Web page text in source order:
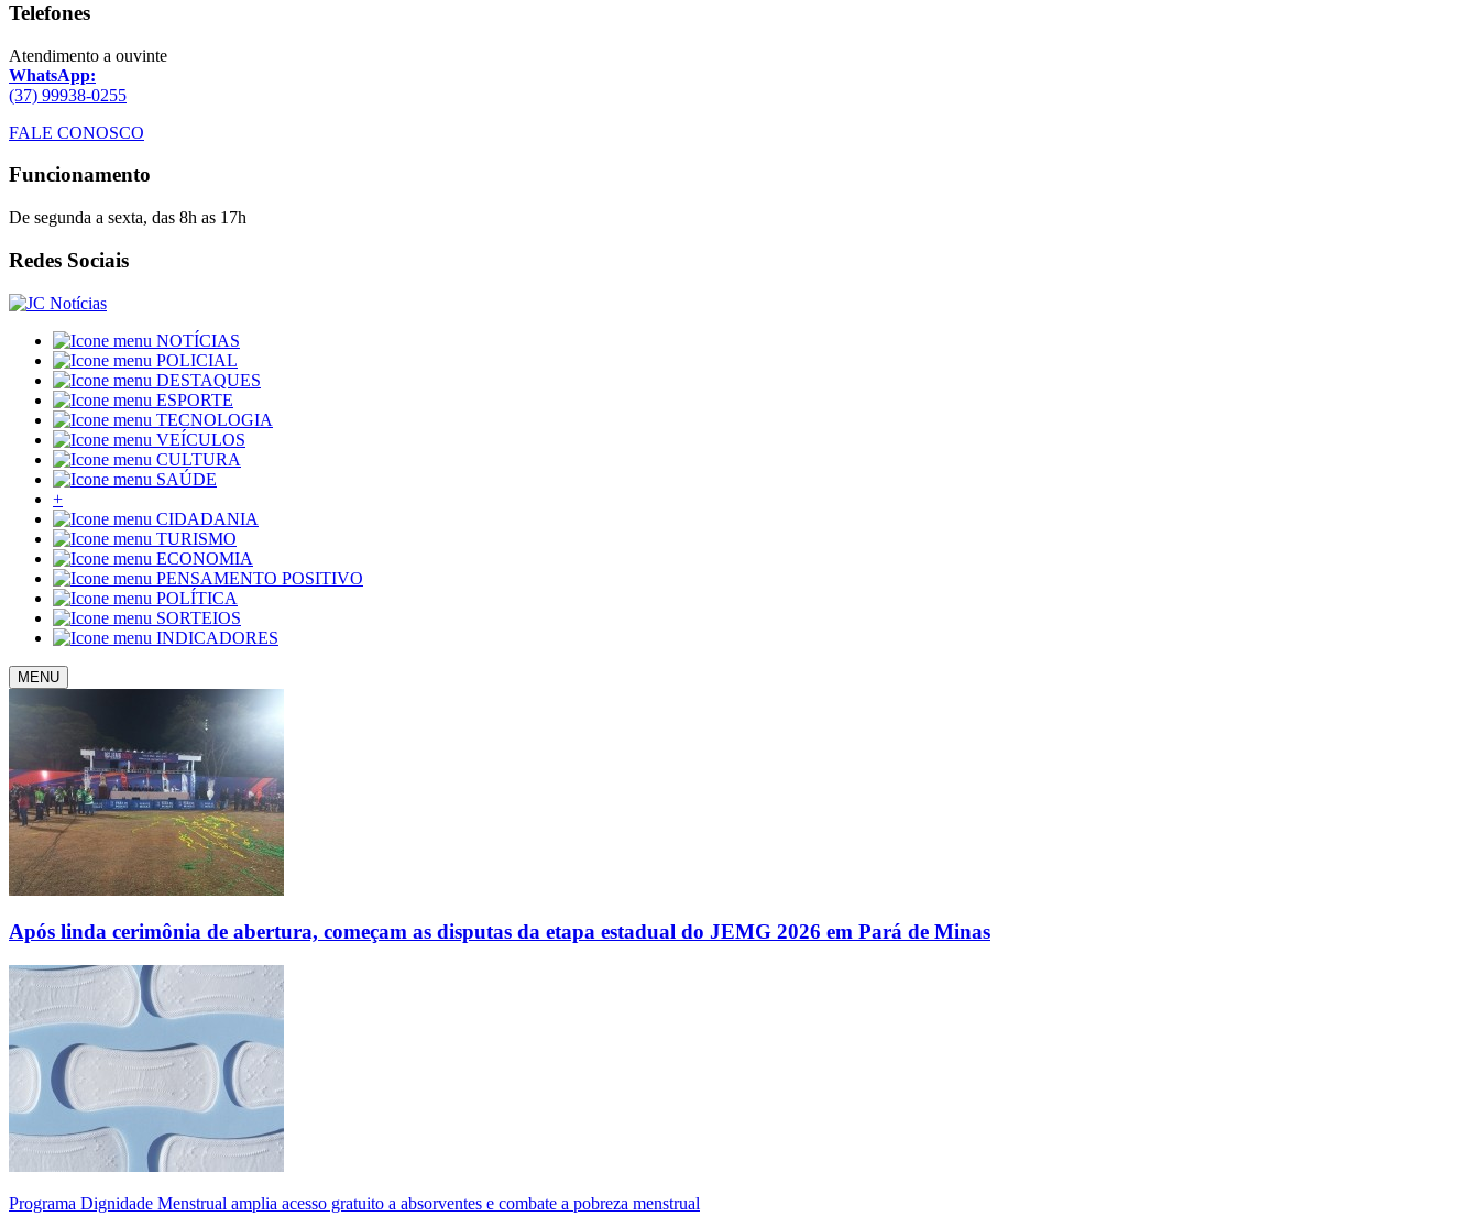
Telefones
Atendimento a ouvinte
WhatsApp:
(37) 99938-0255
FALE CONOSCO
Funcionamento
De segunda a sexta, das 8h as 17h
Redes Sociais
NOTÍCIAS
POLICIAL
DESTAQUES
ESPORTE
TECNOLOGIA
VEÍCULOS
CULTURA
SAÚDE
+
CIDADANIA
TURISMO
ECONOMIA
PENSAMENTO POSITIVO
POLÍTICA
SORTEIOS
INDICADORES
MENU
Após linda cerimônia de abertura, começam as disputas da etapa estadual do JEMG 2026 em Pará de Minas
Programa Dignidade Menstrual amplia acesso gratuito a absorventes e combate a pobreza menstrual